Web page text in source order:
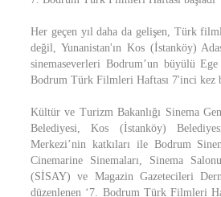
Her geçen yıl daha da gelişen, Türk
değil, Yunanistan'ın Kos (İstanköy)
sinemaseverleri Bodrum’un büyülü
Bodrum Türk Filmleri Haftası 7'inci kez
Kültür ve Turizm Bakanlığı Sinema
Belediyesi, Kos (İstanköy)
Merkezi’nin katkıları ile Bodrum
Cinemarine Sinemaları, Sinema
(SİSAY) ve Magazin Gazetecileri
düzenlenen ‘7. Bodrum Türk Filmleri